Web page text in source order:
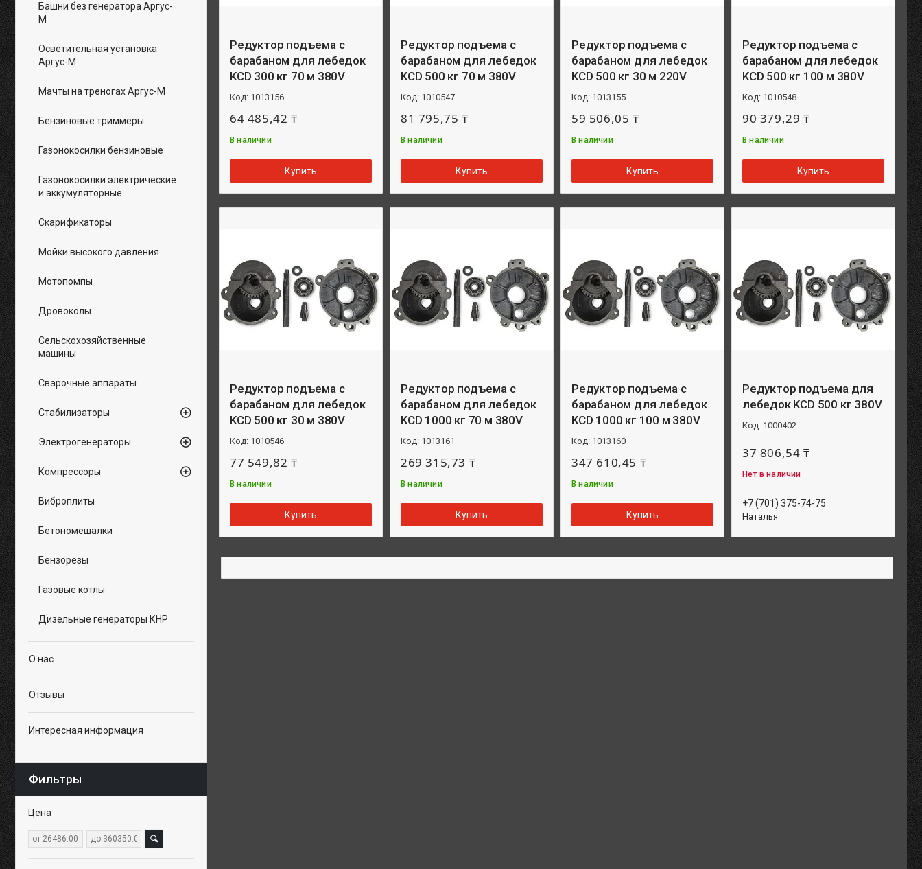
Редуктор подъема с
барабаном для лебедок
KCD 300 кг 70 м 380V
1013156
64 485,42 ₸
В наличии
Купить
Редуктор подъема с
барабаном для лебедок
KCD 500 кг 70 м 380V
1010547
81 795,75 ₸
В наличии
Купить
Редуктор подъема с
барабаном для лебедок
KCD 500 кг 30 м 220V
1013155
59 506,05 ₸
В наличии
Купить
Редуктор подъема с
барабаном для лебедок
KCD 500 кг 100 м 380V
1010548
90 379,29 ₸
В наличии
Купить
Редуктор подъема с
барабаном для лебедок
KCD 500 кг 30 м 380V
1010546
77 549,82 ₸
В наличии
Купить
Редуктор подъема с
барабаном для лебедок
KCD 1000 кг 70 м 380V
1013161
269 315,73 ₸
В наличии
Купить
Редуктор подъема с
барабаном для лебедок
KCD 1000 кг 100 м 380V
1013160
347 610,45 ₸
В наличии
Купить
Редуктор подъема для
лебедок KCD 500 кг 380V
1000402
37 806,54 ₸
Нет в наличии
+7 (701) 375-74-75
Наталья
Башни без генератора Аргус-
М
Осветительная установка
Аргус-М
Мачты на треногах Аргус-М
Бензиновые триммеры
Газонокосилки бензиновые
Газонокосилки электрические
и аккумуляторные
Скарификаторы
Мойки высокого давления
Мотопомпы
Дровоколы
Сельскохозяйственные
машины
Сварочные аппараты
Стабилизаторы
Электрогенераторы
Компрессоры
Виброплиты
Бетономешалки
Бензорезы
Газовые котлы
Дизельные генераторы КНР
О нас
Отзывы
Интересная информация
Фильтры
Цена